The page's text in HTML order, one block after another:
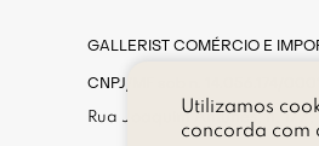
Utilizamos
concorda com
GALLERIST COMÉRCIO E
CNPJ/MF sob n. 14.056.174/
Rua Joaquim Antunes, n.